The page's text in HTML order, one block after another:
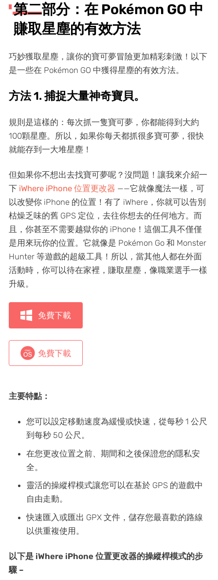
第二部分：在 Pokémon GO 中
賺取星塵的有效方法
巧妙獲取星塵，讓你的寶可夢冒險更加精彩刺激！以下
是一些在 Pokémon GO 中獲得星塵的有效方法。
方法 1. 捕捉大量神奇寶貝。
規則是這樣的：每次抓一隻寶可夢，你都能得到大約
100顆星塵。所以，如果你每天都抓很多寶可夢，很快
就能存到一大堆星塵！
但如果你不想出去找寶可夢呢？沒問題！讓我來介紹一
下 iWhere iPhone 位置更改器 ——它就像魔法一樣，可
以改變你 iPhone 的位置！有了 iWhere，你就可以告別
枯燥乏味的舊 GPS 定位，去往你想去的任何地方。而
且，你甚至不需要越獄你的 iPhone！這個工具不僅僅
是用來玩你的位置。它就像是 Pokémon Go 和 Monster
Hunter 等遊戲的超級工具！所以，當其他人都在外面
活動時，你可以待在家裡，賺取星塵，像職業選手一樣
升級。
免費下載
免費下載
主要特點：
您可以設定移動速度為緩慢或快速，從每秒 1 公尺
到每秒 50 公尺。
在您更改位置之前、期間和之後保證您的隱私安
全。
靈活的操縱桿模式讓您可以在基於 GPS 的遊戲中
自由走動。
快速匯入或匯出 GPX 文件，儲存您最喜歡的路線
以供重複使用。
以下是 iWhere iPhone 位置更改器的操縱桿模式的步
驟 –